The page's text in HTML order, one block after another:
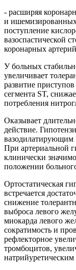
- расширяя
и ишемизированных
поступление
вазоспастической
коронарных
У больных
увеличивает
развитие
сегмента ST,
потребления
Оказывает
действие.
вазодилатирующим
При артериальной
клинически
положении
Ортостатическая
встречается
снижение
выброса левого
миокарда левого
сократимость и
рефлекторное
тромбоцитов,
натрийуретическим